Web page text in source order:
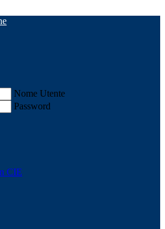
Nome Utente
Password
CIE